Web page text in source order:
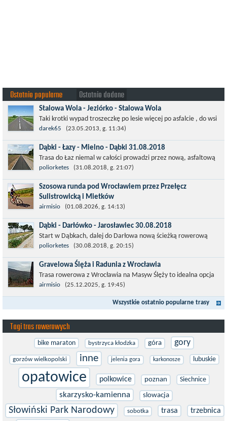
Ostatnio popularne Ostatnio dodane
Stalowa Wola - Jeziórko - Stalowa Wola
Taki krotki wypad troszeczkę po lesie więcej po asfalcie , do wsi
której już nie ma , kopalni siarki również nie ma , a ci co
pamiętają okres...
darek65 (23.05.2013, g. 11:34)
Dąbki - Łazy - Mielno - Dąbki 31.08.2018
Trasa do Łaz niemal w całości prowadzi przez nową, asfaltową
ścieżkę rowerową (od Dąbek do Iwięcina wzdłuż drogi 203).
Niestety jest to trasa nie...
poliorketes (31.08.2018, g. 21:07)
Szosowa runda pod Wrocławiem przez Przełęcz
Sulistrowicką i Mietków
Łatwa, szosowa runda pod Wrocławiem, raczej płaska z jednym
małym podjazdem na Przełęcz Sulistrowicką od strony Olesznej.
To trasa idealna na...
airmisio (01.08.2026, g. 14:13)
Dąbki - Darłówko - Jarosławiec 30.08.2018
Start w Dąbkach, dalej do Darłowa nową ścieżką rowerową
(niekiedy pieszo-rowerową), gdzie na pierwszym rondzie zjazd
w stronę Darłówka Zachodniego....
poliorketes (30.08.2018, g. 20:15)
Gravelowa Ślęża i Radunia z Wrocławia
Trasa rowerowa z Wrocławia na Masyw Ślęży to idealna opcja
na rower przełajowy (lub gravelowy). Zimą, kiedy nie ma śniegu,
a temperatura jest...
airmisio (25.12.2025, g. 19:45)
Wszystkie ostatnio popularne trasy
Tagi tras rowerowych
bike maraton bystrzyca kłodzka góra gory
gorzów wielkopolski inne jelenia gora karkonosze lubuskie
opatowice polkowice poznan Siechnice
skarzysko-kamienna slowacja
Słowiński Park Narodowy sobotka trasa trzebnica